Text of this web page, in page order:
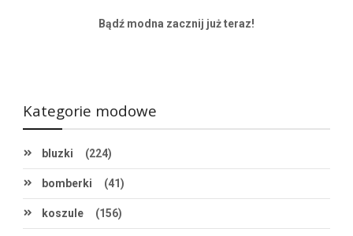
Bądź modna zacznij już teraz!
Kategorie modowe
bluzki (224)
bomberki (41)
koszule (156)